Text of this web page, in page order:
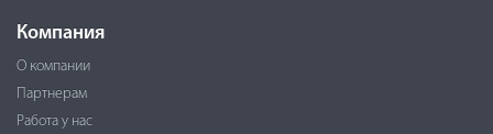
Компания
О компании
Партнерам
Работа у нас